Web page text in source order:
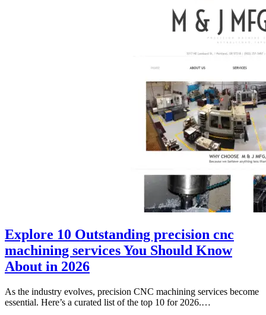
Explore 10 Outstanding precision cnc
machining services You Should Know
About in 2026
As the industry evolves, precision CNC machining services become
essential. Here’s a curated list of the top 10 for 2026.…